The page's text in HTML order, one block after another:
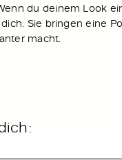
du deinem Look
Sie bringen eine
macht.